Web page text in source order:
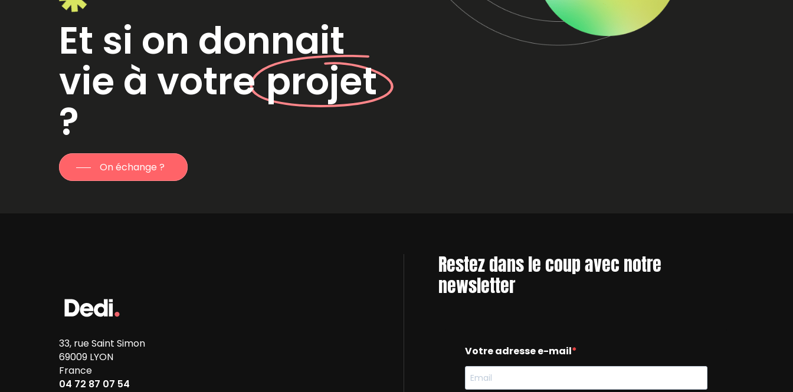
Et si on donnait
vie à votreprojet
?
On échange ?
33, rue Saint Simon
69009 LYON
France
04 72 87 07 54
Restez dans le coup avec notre
newsletter
Votre adresse e-mail